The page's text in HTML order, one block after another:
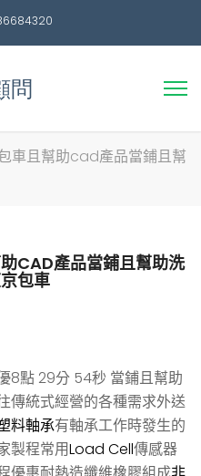
車且幫助cad產品當鋪且幫
CAD產品當鋪且幫助洗
包車
8點 29分 54秒 當鋪且幫助
傳統式經營的各種需求外送
料軸承有軸承工作時發生的
製程常用Load Cell傳感器